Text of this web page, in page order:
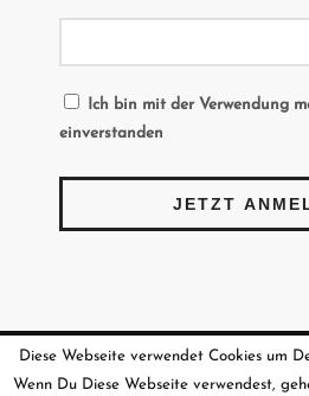
Ich bin mit der Verwendung
einverstanden
© Copyright - chiliandsweet
Diese Webseite verwendet Cookies um
Wenn Du Diese Webseite verwendest,